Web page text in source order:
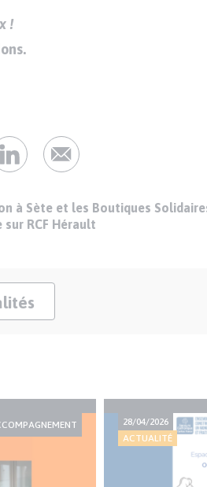
!
à Sète et les Boutiques
RCF Hérault
28/04/2026
ACTUALITÉ